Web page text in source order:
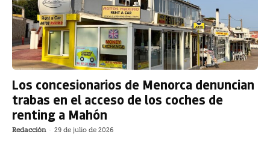
Los concesionarios de Menorca denuncian
trabas en el acceso de los coches de
renting a Mahón
Redacción - 29 de julio de 2026